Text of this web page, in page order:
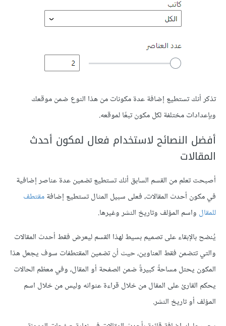
تذكر أنك تستطيع إضافة عدة مكونات من هذا النوع ضمن موقعك
وبإعدادات مختلفة لكل مكون تبعًا لموقعه.
أفضل النصائح لاستخدام فعال لمكون أحدث
المقالات
أصبحت تعلم من القسم السابق أنك تستطيع تضمين عدة عناصر إضافية
في مكون أحدث المقالات، فعلى سبيل المثال تستطيع إضافةمقتطف
للمقال واسم المؤلف وتاريخ النشر وغيرها.
يُنضح بالإبقاء على تصميم بسيط لهذا القسم ليعرض فقط أحدث المقالات
والتي تتضمن فقط العناوين، حيث أن تضمين المقتطفات سوف يجعل هذا
المكون يحتل مساحةً كبيرةً ضمن الصفحة أو المقال، وفي معظم الحالات
يحكم القارئ على المقال من خلال قراءة عنوانه وليس من خلال اسم
المؤلف أو تاريخ النشر.